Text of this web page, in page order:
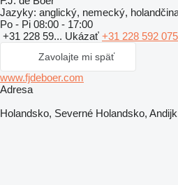
Jazyky: anglický, nemecký,
Po - Pi 08:00 - 17:00
+31 228 59... Ukázať +31 228 592 075
Zavolajte mi späť
www.fjdeboer.com
Adresa
Holandsko, Severné Holandsko,